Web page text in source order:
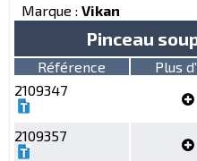
Marque : Vikan
Pinceau
Référence Plus
2109347
2109357